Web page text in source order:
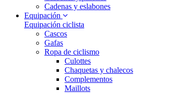
Cadenas y eslabones
Equipación
Equipación ciclista
Cascos
Gafas
Ropa de ciclismo
Culottes
Chaquetas y chalecos
Complementos
Maillots